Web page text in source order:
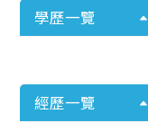
學歷一覽
經歷一覽